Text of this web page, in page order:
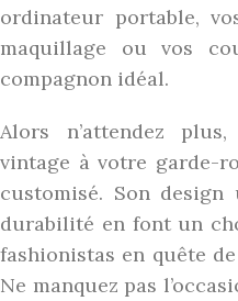
ordinateur portable,
maquillage ou vos
compagnon idéal.
Alors n’attendez
vintage à votre garde-
customisé. Son
durabilité en font un
fashionistas en quête
Ne manquez pas